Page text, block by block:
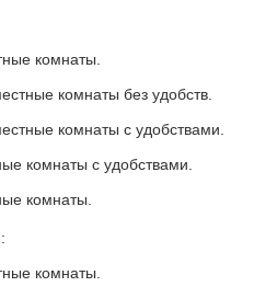
комнаты.
комнаты без удобств.
комнаты с удобствами.
комнаты с удобствами.
комнаты.
комнаты.